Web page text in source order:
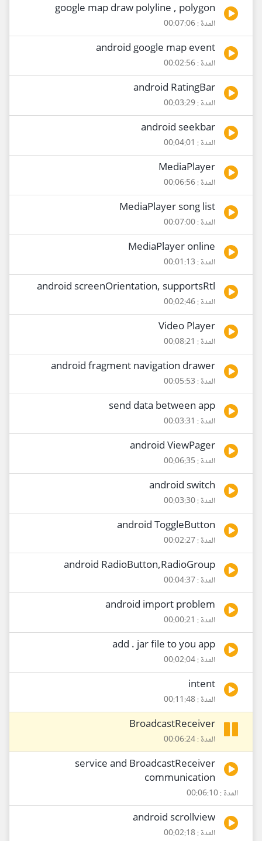
google map draw polyline , polygon
المدة : 00:07:06
android google map event
المدة : 00:02:56
android RatingBar
المدة : 00:03:29
android seekbar
المدة : 00:04:01
MediaPlayer
المدة : 00:06:56
MediaPlayer song list
المدة : 00:07:00
MediaPlayer online
المدة : 00:01:13
android screenOrientation, supportsRtl
المدة : 00:02:46
Video Player
المدة : 00:08:21
android fragment navigation drawer
المدة : 00:05:53
send data between app
المدة : 00:03:31
android ViewPager
المدة : 00:06:35
android switch
المدة : 00:03:30
android ToggleButton
المدة : 00:02:27
android RadioButton,RadioGroup
المدة : 00:04:37
android import problem
المدة : 00:00:21
add . jar file to you app
المدة : 00:02:04
intent
المدة : 00:11:48
BroadcastReceiver
المدة : 00:06:24
service and BroadcastReceiver
communication
المدة : 00:06:10
android scrollview
المدة : 00:02:18